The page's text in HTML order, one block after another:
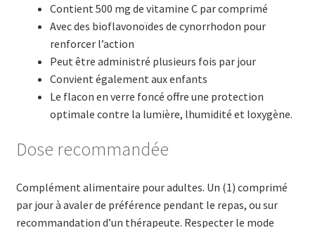
Contient 500 mg de vitamine C par comprimé
Avec des bioflavonoïdes de cynorrhodon pour
renforcer l’action
Peut être administré plusieurs fois par jour
Convient également aux enfants
Le flacon en verre foncé offre une protection
optimale contre la lumière, lhumidité et loxygène.
Dose recommandée
Complément alimentaire pour adultes. Un (1) comprimé
par jour à avaler de préférence pendant le repas, ou sur
recommandation d’un thérapeute. Respecter le mode